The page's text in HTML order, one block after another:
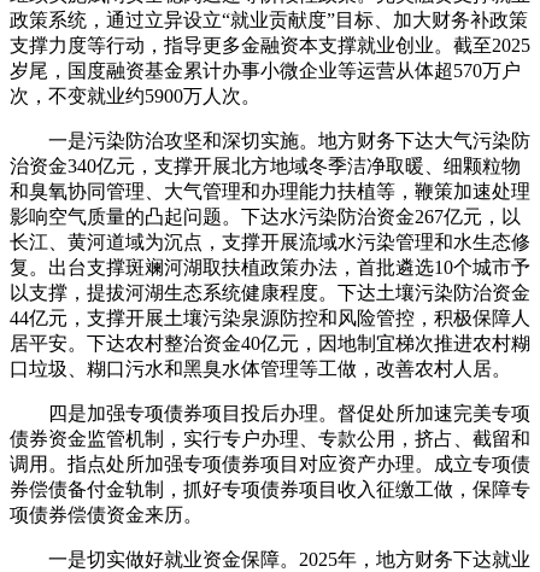
政策系统，通过立异设立“就业贡献度”目标、加大财务补政策
支撑力度等行动，指导更多金融资本支撑就业创业。截至2025
岁尾，国度融资基金累计办事小微企业等运营从体超570万户
次，不变就业约5900万人次。
一是污染防治攻坚和深切实施。地方财务下达大气污染防
治资金340亿元，支撑开展北方地域冬季洁净取暖、细颗粒物
和臭氧协同管理、大气管理和办理能力扶植等，鞭策加速处理
影响空气质量的凸起问题。下达水污染防治资金267亿元，以
长江、黄河道域为沉点，支撑开展流域水污染管理和水生态修
复。出台支撑斑斓河湖取扶植政策办法，首批遴选10个城市予
以支撑，提拔河湖生态系统健康程度。下达土壤污染防治资金
44亿元，支撑开展土壤污染泉源防控和风险管控，积极保障人
居平安。下达农村整治资金40亿元，因地制宜梯次推进农村糊
口垃圾、糊口污水和黑臭水体管理等工做，改善农村人居。
四是加强专项债券项目投后办理。督促处所加速完美专项
债券资金监管机制，实行专户办理、专款公用，挤占、截留和
调用。指点处所加强专项债券项目对应资产办理。成立专项债
券偿债备付金轨制，抓好专项债券项目收入征缴工做，保障专
项债券偿债资金来历。
一是切实做好就业资金保障。2025年，地方财务下达就业